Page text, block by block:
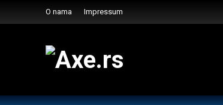
O nama Impressum